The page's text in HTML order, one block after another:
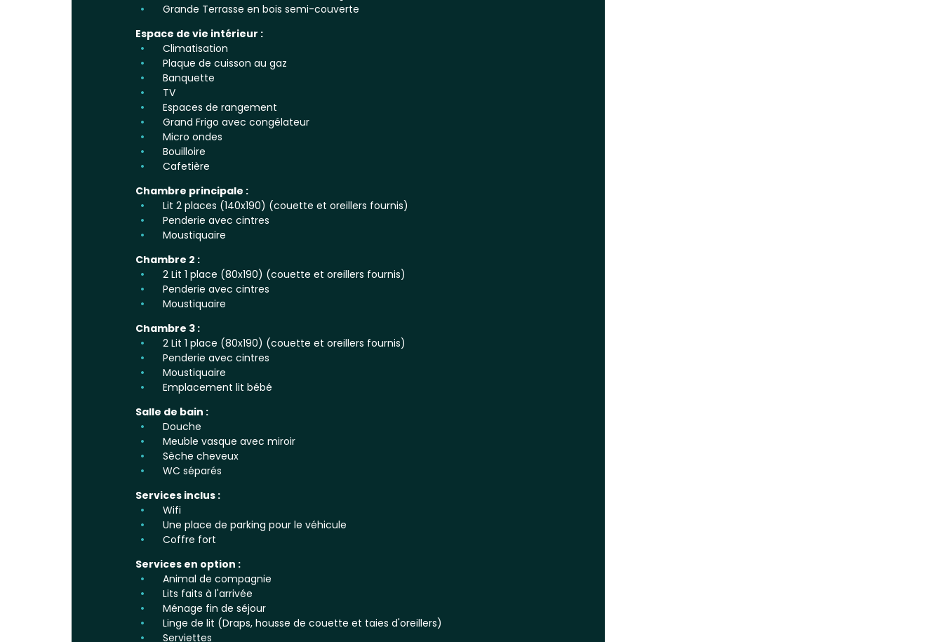
Grande Terrasse en bois semi-couverte
Espace de vie intérieur :
Climatisation
Plaque de cuisson au gaz
Banquette
TV
Espaces de rangement
Grand Frigo avec congélateur
Micro ondes
Bouilloire
Cafetière
Chambre principale :
Lit 2 places (140x190) (couette et oreillers fournis)
Penderie avec cintres
Moustiquaire
Chambre 2 :
2 Lit 1 place (80x190) (couette et oreillers fournis)
Penderie avec cintres
Moustiquaire
Chambre 3 :
2 Lit 1 place (80x190) (couette et oreillers fournis)
Penderie avec cintres
Moustiquaire
Emplacement lit bébé
Salle de bain :
Douche
Meuble vasque avec miroir
Sèche cheveux
WC séparés
Services inclus :
Wifi
Une place de parking pour le véhicule
Coffre fort
Services en option :
Animal de compagnie
Lits faits à l'arrivée
Ménage fin de séjour
Linge de lit (Draps, housse de couette et taies d'oreillers)
Serviettes